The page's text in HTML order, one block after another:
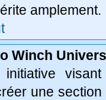
amplement.
Winch
une